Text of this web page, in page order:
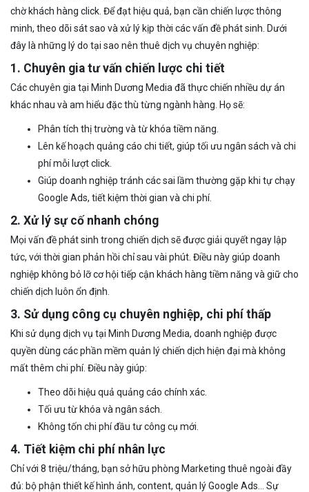
chờ khách hàng click. Để đạt hiệu quả, bạn cần chiến lược thông
minh, theo dõi sát sao và xử lý kịp thời các vấn đề phát sinh. Dưới
đây là những lý do tại sao nên thuê dịch vụ chuyên nghiệp:
1. Chuyên gia tư vấn chiến lược chi tiết
Các chuyên gia tại Minh Dương Media đã thực chiến nhiều dự án
khác nhau và am hiểu đặc thù từng ngành hàng. Họ sẽ:
Phân tích thị trường và từ khóa tiềm năng.
Lên kế hoạch quảng cáo chi tiết, giúp tối ưu ngân sách và chi
phí mỗi lượt click.
Giúp doanh nghiệp tránh các sai lầm thường gặp khi tự chạy
Google Ads, tiết kiệm thời gian và chi phí.
2. Xử lý sự cố nhanh chóng
Mọi vấn đề phát sinh trong chiến dịch sẽ được giải quyết ngay lập
tức, với thời gian phản hồi chỉ sau vài phút. Điều này giúp doanh
nghiệp không bỏ lỡ cơ hội tiếp cận khách hàng tiềm năng và giữ cho
chiến dịch luôn ổn định.
3. Sử dụng công cụ chuyên nghiệp, chi phí thấp
Khi sử dụng dịch vụ tại Minh Dương Media, doanh nghiệp được
quyền dùng các phần mềm quản lý chiến dịch hiện đại mà không
mất thêm chi phí. Điều này giúp:
Theo dõi hiệu quả quảng cáo chính xác.
Tối ưu từ khóa và ngân sách.
Không tốn chi phí đầu tư công cụ mới.
4. Tiết kiệm chi phí nhân lực
Chỉ với 8 triệu/tháng, bạn sở hữu phòng Marketing thuê ngoài đầy
đủ: bộ phận thiết kế hình ảnh, content, quản lý Google Ads… Sự